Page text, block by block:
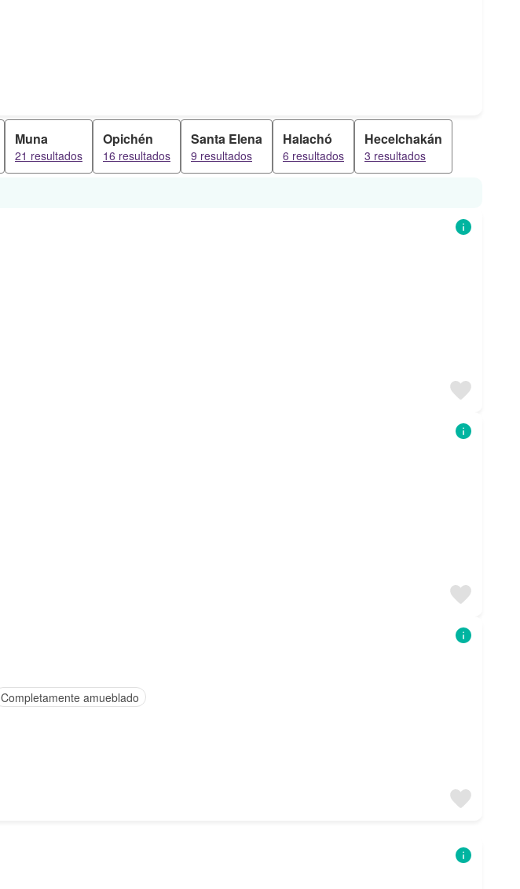
Muna
21 resultados
Opichén
16 resultados
Santa Elena
9 resultados
Halachó
6 resultados
Hecelchakán
3 resultados
Completamente amueblado